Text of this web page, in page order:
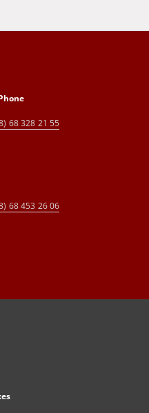
68 328 21 55
68 453 26 06